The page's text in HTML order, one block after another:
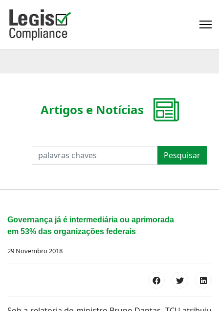
PESQUISAR Pesquisar
Artigos e Notícias
Governança já é intermediária ou aprimorada
em 53% das organizações federais
29 Novembro 2018